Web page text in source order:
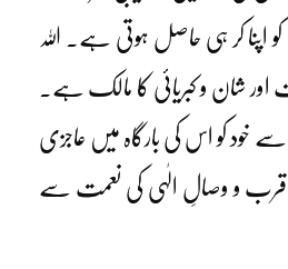
اپنا کر ہی حاصل ہوتی ہے۔ اللہ
شان و کبریائی کا مالک ہے۔
کو اس کی بارگاہ میں عاجزی
قرب و وصالِ الٰہی کی نعمت سے